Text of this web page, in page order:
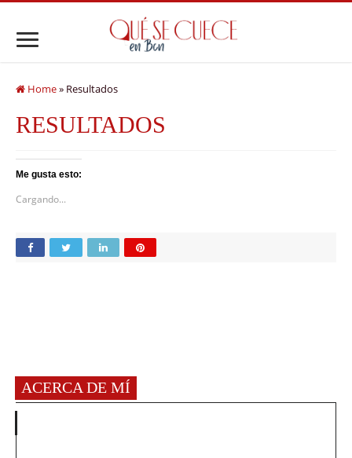
Home» Resultados
RESULTADOS
Me gusta esto:
Cargando...
ACERCA DE MÍ